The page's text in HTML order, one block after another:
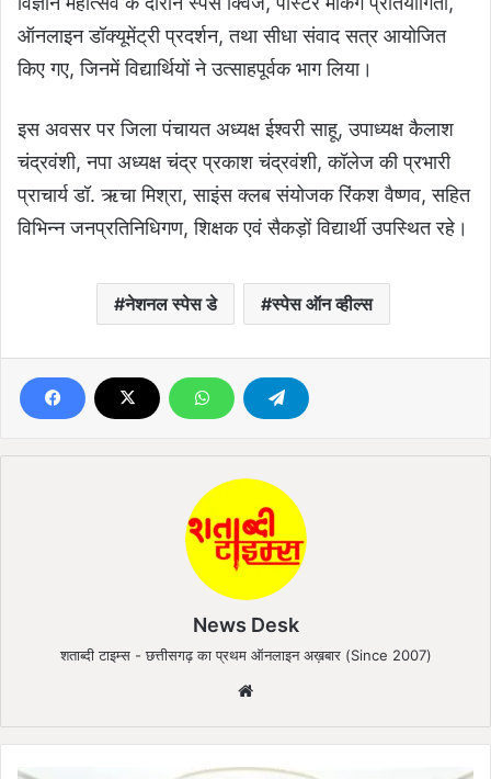
ऑनलाइन डॉक्यूमेंट्री प्रदर्शन, तथा सीधा संवाद सत्र आयोजित
किए गए, जिनमें विद्यार्थियों ने उत्साहपूर्वक भाग लिया।
इस अवसर पर जिला पंचायत अध्यक्ष ईश्वरी साहू, उपाध्यक्ष कैलाश
चंद्रवंशी, नपा अध्यक्ष चंद्र प्रकाश चंद्रवंशी, कॉलेज की प्रभारी
प्राचार्य डॉ. ऋचा मिश्रा, साइंस क्लब संयोजक रिंकश वैष्णव, सहित
विभिन्न जनप्रतिनिधिगण, शिक्षक एवं सैकड़ों विद्यार्थी उपस्थित रहे।
नेशनल स्पेस डे स्पेस ऑन व्हील्स
News Desk
शताब्दी टाइम्स - छत्तीसगढ़ का प्रथम ऑनलाइन अख़बार (Since 2007)
te